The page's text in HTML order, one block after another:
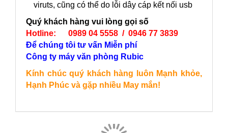
viruts, cũng có thể do lỗi dây cáp kết nối usb
Quý khách hàng vui lòng gọi số
Hotline: 0989 04 5558 / 0946 77 3839
Để chúng tôi tư vấn Miễn phí
Công ty máy văn phòng Rubic
Kính chúc quý khách hàng luôn Mạnh khỏe,
Hạnh Phúc và gặp nhiều May mắn!